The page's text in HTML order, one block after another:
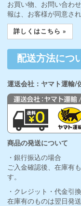
お買い物、お問い合わ
報は、お客様が同意さ
詳しくはこちら »
配送方法につ
運送会社：ヤマト運輸/
商品の発送について
・銀行振込の場合
ご入金確認後、在庫有
す。
・クレジット・代金引
在庫有のものは翌日発送